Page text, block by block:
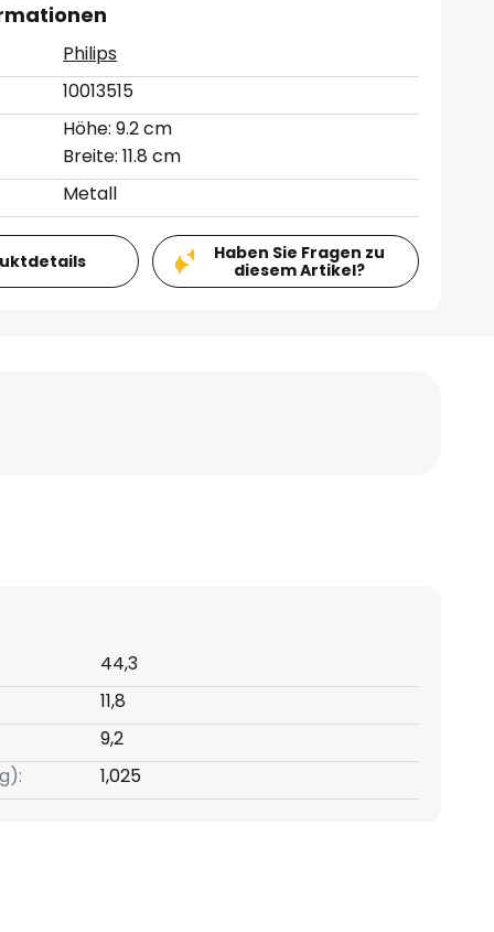
Philips
10013515
Höhe: 9.2 cm
Breite: 11.8 cm
Metall
Haben Sie Fragen zu
diesem Artikel?
44,3
11,8
9,2
1,025